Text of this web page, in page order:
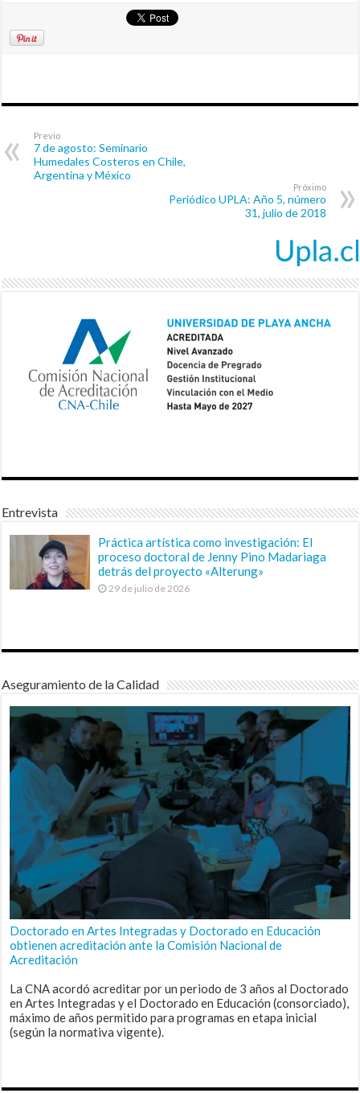
Previo
7 de agosto: Seminario
Humedales Costeros en Chile,
Argentina y México
Próximo
Periódico UPLA: Año 5, número
31, julio de 2018
Entrevista
Práctica artística como investigación: El
proceso doctoral de Jenny Pino Madariaga
detrás del proyecto «Alterung»
29 de julio de 2026
Aseguramiento de la Calidad
Doctorado en Artes Integradas y Doctorado en Educación
obtienen acreditación ante la Comisión Nacional de
Acreditación
La CNA acordó acreditar por un periodo de 3 años al Doctorado
en Artes Integradas y el Doctorado en Educación (consorciado),
máximo de años permitido para programas en etapa inicial
(según la normativa vigente).